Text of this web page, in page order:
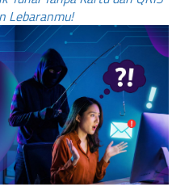
Lebaranmu!